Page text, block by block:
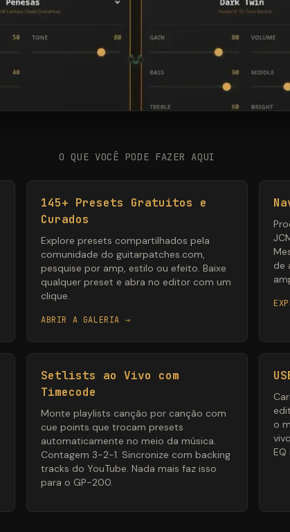
O QUE VOCÊ PODE FAZER AQUI
145+ Presets Gratuitos e
Curados
Explore presets compartilhados pela
comunidade do guitarpatches.com,
pesquise por amp, estilo ou efeito. Baixe
qualquer preset e abra no editor com um
clique.
ABRIR A GALERIA →
de
Setlists ao Vivo com
Timecode
Monte playlists canção por canção com
cue points que trocam presets
automaticamente no meio da música.
Contagem 3-2-1. Sincronize com backing
tracks do YouTube. Nada mais faz isso
para o GP-200.
o
EQ